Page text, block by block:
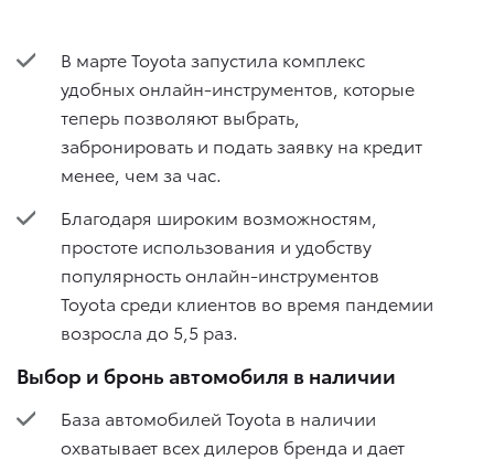
В марте Toyota запустила комплекс
удобных онлайн-инструментов, которые
теперь позволяют выбрать,
забронировать и подать заявку на кредит
менее, чем за час.
Благодаря широким возможностям,
простоте использования и удобству
популярность онлайн-инструментов
Toyota среди клиентов во время пандемии
возросла до 5,5 раз.
Выбор и бронь автомобиля в наличии
База автомобилей Toyota в наличии
охватывает всех дилеров бренда и дает